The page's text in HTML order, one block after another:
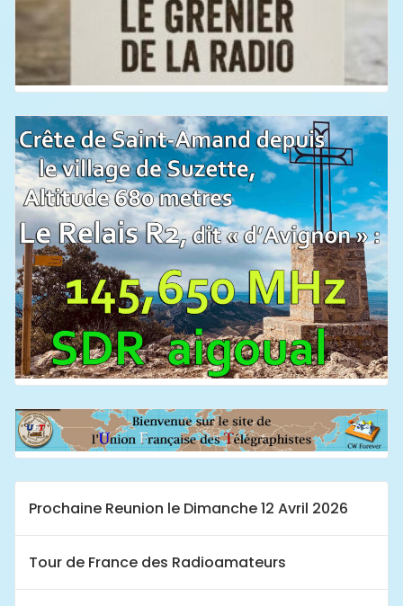
Prochaine Reunion le Dimanche 12 Avril 2026
Tour de France des Radioamateurs